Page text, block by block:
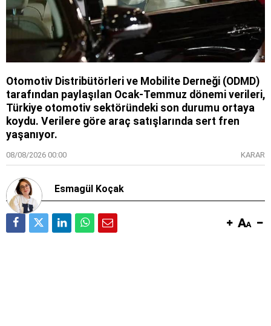
Otomotiv Distribütörleri ve Mobilite Derneği (ODMD)
tarafından paylaşılan Ocak-Temmuz dönemi verileri,
Türkiye otomotiv sektöründeki son durumu ortaya
koydu. Verilere göre araç satışlarında sert fren
yaşanıyor.
08/08/2026 00:00 KARAR
Esmagül Koçak